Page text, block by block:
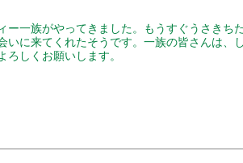
ー一族がやってきました。もうすぐうさきち
いに来てくれたそうです。一族の皆さんは、
ろしくお願いします。